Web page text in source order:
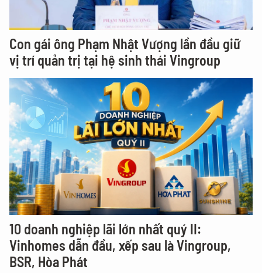
Con gái ông Phạm Nhật Vượng lần đầu giữ
vị trí quản trị tại hệ sinh thái Vingroup
10 doanh nghiệp lãi lớn nhất quý II:
Vinhomes dẫn đầu, xếp sau là Vingroup,
BSR, Hòa Phát